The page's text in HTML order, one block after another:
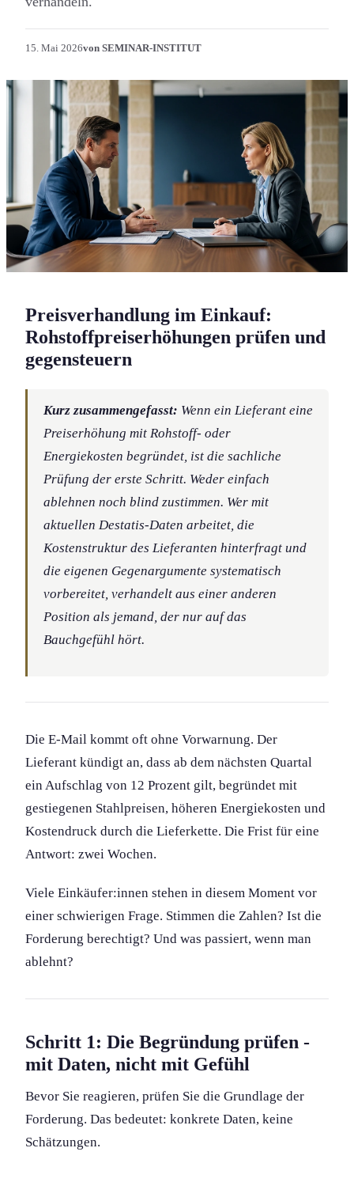
15. Mai 2026von SEMINAR-INSTITUT
Preisverhandlung im Einkauf:
Rohstoffpreiserhöhung­en prüfen und
gegensteuern
Kurz zusammengefasst: Wenn ein Lieferant eine
Preiserhöhung mit Rohstoff- oder
Energiekosten begründet, ist die sachliche
Prüfung der erste Schritt. Weder einfach
ablehnen noch blind zustimmen. Wer mit
aktuellen Destatis-Daten arbeitet, die
Kostenstruktur des Lieferanten hinterfragt und
die eigenen Gegenargument­e systematisch
vorbereitet, verhandelt aus einer anderen
Position als jemand, der nur auf das
Bauchgefühl hört.
Die E-Mail kommt oft ohne Vorwarnung. Der
Lieferant kündigt an, dass ab dem nächsten Quartal
ein Aufschlag von 12 Prozent gilt, begründet mit
gestiegenen Stahlpreisen, höheren Energiekosten und
Kostendruck durch die Lieferkette. Die Frist für eine
Antwort: zwei Wochen.
Viele Einkäufer:innen stehen in diesem Moment vor
einer schwierigen Frage. Stimmen die Zahlen? Ist die
Forderung berechtigt? Und was passiert, wenn man
ablehnt?
Schritt 1: Die Begründung prüfen -
mit Daten, nicht mit Gefühl
Bevor Sie reagieren, prüfen Sie die Grundlage der
Forderung. Das bedeutet: konkrete Daten, keine
Schätzung­en.